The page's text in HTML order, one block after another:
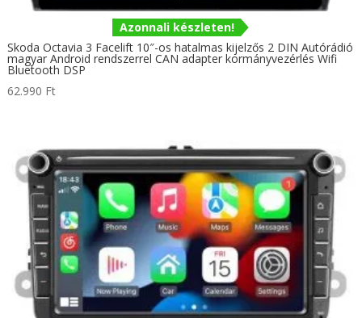
Azonnali készleten!
Skoda Octavia 3 Facelift 10″-os hatalmas kijelzős 2 DIN Autórádió
magyar Android rendszerrel CAN adapter kormányvezérlés Wifi
Bluetooth DSP
62.990 Ft